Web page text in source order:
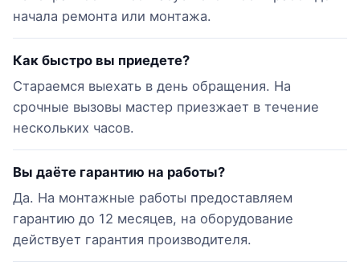
начала ремонта или монтажа.
Как быстро вы приедете?
Стараемся выехать в день обращения. На
срочные вызовы мастер приезжает в течение
нескольких часов.
Вы даёте гарантию на работы?
Да. На монтажные работы предоставляем
гарантию до 12 месяцев, на оборудование
действует гарантия производителя.